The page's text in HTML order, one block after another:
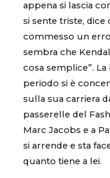
appena si lascia
si sente triste, dice
commesso un
sembra che
cosa semplice”.
periodo si è
sulla sua carriera
passerelle del
Marc Jacobs e a
si arrende e sta
quanto tiene a lei.